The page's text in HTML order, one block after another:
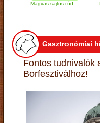
Magvas-sajtos rúd
Gasztronómiai
Fontos tudnivalók
Borfesztiválhoz!